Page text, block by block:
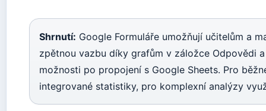
Shrnutí: Google Formuláře umožňují učitelům a
zpětnou vazbu díky grafům v záložce Odpovědi
možnosti po propojení s Google Sheets. Pro
integrované statistiky, pro komplexní analýzy